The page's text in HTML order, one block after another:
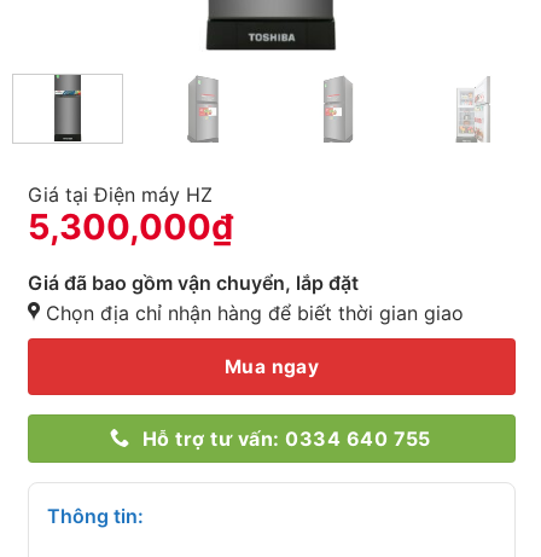
Giá tại Điện máy HZ
5,300,000₫
Giá đã bao gồm vận chuyển, lắp đặt
Chọn địa chỉ nhận hàng để biết thời gian giao
Mua ngay
Hỗ trợ tư vấn: 0334 640 755
Thông tin: